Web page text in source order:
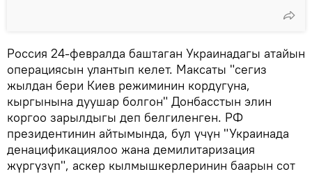
Россия 24-февралда баштаган Украинадагы атайын
операциясын улантып келет. Максаты "сегиз
жылдан бери Киев режиминин кордугуна,
кыргынына дуушар болгон" Донбасстын элин
коргоо зарылдыгы деп белгиленген. РФ
президентинин айтымында, бул үчүн "Украинада
денацификациялоо жана демилитаризация
жүргүзүп", аскер кылмышкерлеринин баарын сот